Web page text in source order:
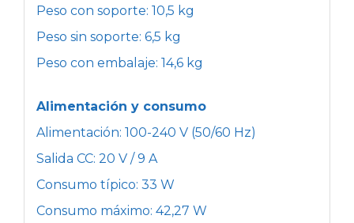
Peso con soporte: 10,5 kg
Peso sin soporte: 6,5 kg
Peso con embalaje: 14,6 kg
Alimentación y consumo
Alimentación: 100-240 V (50/60 Hz)
Salida CC: 20 V / 9 A
Consumo típico: 33 W
Consumo máximo: 42,27 W